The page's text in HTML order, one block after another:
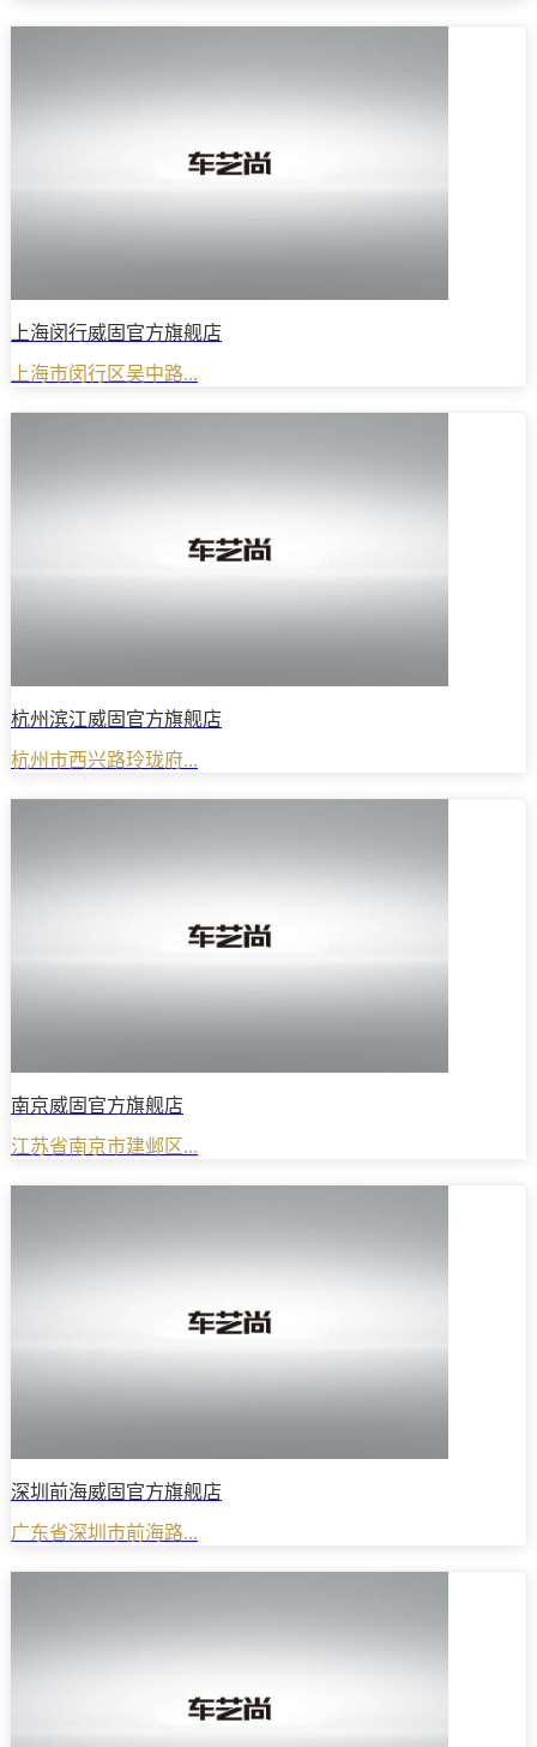
上海闵行威固官方旗舰店
上海市闵行区吴中路...
杭州滨江威固官方旗舰店
杭州市西兴路玲珑府...
南京威固官方旗舰店
江苏省南京市建邺区...
深圳前海威固官方旗舰店
广东省深圳市前海路...